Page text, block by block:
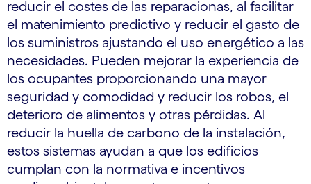
reducir el costes de las reparacionas, al facilitar
el matenimiento predictivo y reducir el gasto de
los suministros ajustando el uso energético a las
necesidades. Pueden mejorar la experiencia de
los ocupantes proporcionando una mayor
seguridad y comodidad y reducir los robos, el
deterioro de alimentos y otras pérdidas. Al
reducir la huella de carbono de la instalación,
estos sistemas ayudan a que los edificios
cumplan con la normativa e incentivos